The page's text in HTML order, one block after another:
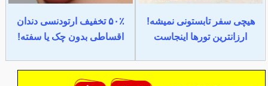
هیچی سفر تابستونی نمیشه!
ارزانترین تورها اینجاست
۵۰٪ تخفیف ارتودنسی دندان
اقساطی بدون چک یا سفته!